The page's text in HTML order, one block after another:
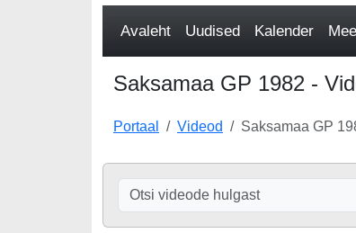
Avaleht Uudised Kalender
Saksamaa GP 1982 -
Portaal Videod Saksamaa GP